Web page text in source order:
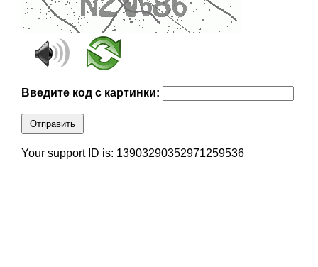
Введите код с картинки:
Отправить
Your support ID is: 13903290352971259536